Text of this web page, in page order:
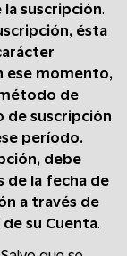
la suscripción.
ésta
ese momento,
de
de suscripción
período.
debe
de la fecha de
a través de
su Cuenta.